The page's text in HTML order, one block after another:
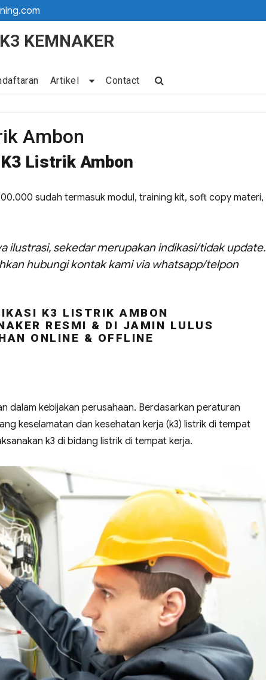
KEMNAKER
Artikel Contact
Ambon
Listrik Ambon
sudah termasuk modul, training kit, soft copy materi,
ilustrasi, sekedar merupakan indikasi/tidak update.
hubungi kontak kami via whatsapp/telpon
K3 LISTRIK AMBON
RESMI & DI JAMIN LULUS
ONLINE & OFFLINE
dalam kebijakan perusahaan. Berdasarkan peraturan
keselamatan dan kesehatan kerja (k3) listrik di tempat
k3 di bidang listrik di tempat kerja.